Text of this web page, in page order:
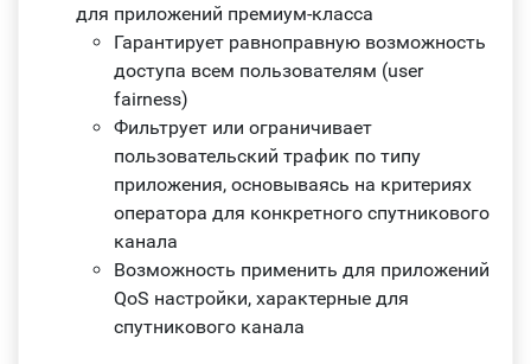
для приложений премиум-класса
Гарантирует равноправную возможность
доступа всем пользователям (user
fairness)
Фильтрует или ограничивает
пользовательский трафик по типу
приложения, основываясь на критериях
оператора для конкретного спутникового
канала
Возможность применить для приложений
QoS настройки, характерные для
спутникового канала